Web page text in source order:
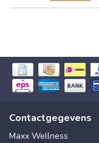
Contactgegevens
Maxx Wellness